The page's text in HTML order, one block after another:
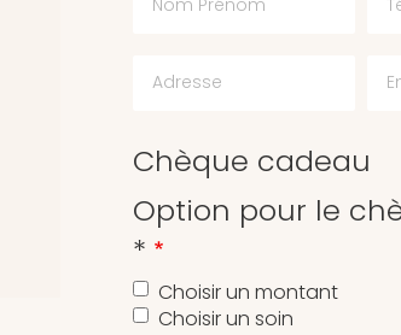
Chèque cadeau
Option pour le
*
Choisir un montant
Choisir un soin